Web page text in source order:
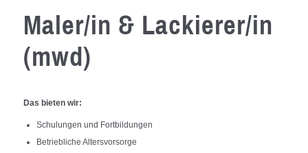
Maler/in & Lackierer/in
(mwd)
Das bieten wir:
Schulungen und Fortbildungen
Betriebliche Altersvorsorge